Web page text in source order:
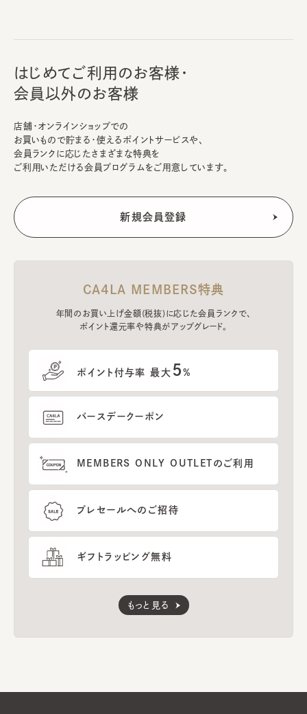
はじめてご利用のお客様・
会員以外のお客様
店舗・オンラインショップでの
お買いもので貯まる・使えるポイントサービスや、
会員ランクに応じたさまざまな特典を
ご利用いただける会員プログラムをご用意しています。
CA4LA MEMBERS特典
年間のお買い上げ金額(税抜)に応じた会員ランクで、
ポイント還元率や特典がアップグレード。
ポイント付与率 最大 5%
バースデークーポン
MEMBERS ONLY OUTLETのご利用
プレセールへのご招待
ギフトラッピング無料
もっと見る